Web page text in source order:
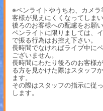
※ペンライトやうちわ、カメ
客様が見えにくくなってしまい
後ろのお客様への配慮をお願い
ペンライトに限りましては、
で振る行為はお控え下さい。
長時間でなければライブ中に
ございません。
長時間にわたり後ろのお客様
る方を見かけた際はスタッフ
ます。
その際はスタッフの指示に従
します。